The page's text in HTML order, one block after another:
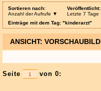
Sortieren nach:
Anzahl der Aufrufe ▼
Veröffentlicht:
Letzte 7 Tage
Einträge mit dem Tag: "kinderarzt"
ANSICHT:
Seite von 0: